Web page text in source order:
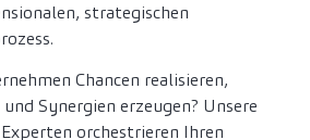
strategischen
Chancen realisieren,
Synergien erzeugen? Unsere
orchestrieren Ihren